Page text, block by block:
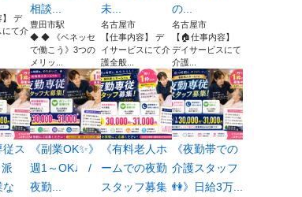
】 デ
にて介
相談...
豊田市駅
◆ ◆ 《ベネッセ
で働こう》3つの
メリッ...
未...
名古屋市
【仕事内容】 デ
イサービスにて介
護全般...
の...
名古屋市
【🏠仕事内容】
デイサービスにて
介護...
従ス
な
《副業OK✨》
週1～OK♩ /
夜勤...
《有料老人ホ
ームでの夜勤
スタッフ募集
《夜勤帯での
介護スタッフ
👫》日給3万...